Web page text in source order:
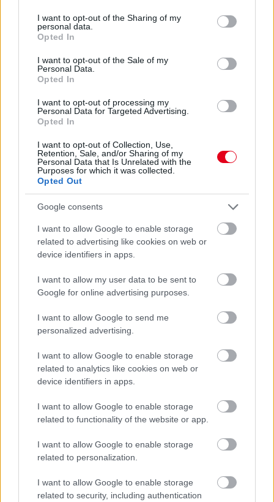
not limited to your visit or usage behaviour. You may click to
grant or deny consent to Google and its third-party tags to
use your data for below specified purposes in below Google
consent section.
I want to opt-out of the Sharing of my
personal data.
Opted In
I want to opt-out of the Sale of my
Personal Data.
Opted In
I want to opt-out of processing my
Personal Data for Targeted Advertising.
Opted In
I want to opt-out of Collection, Use,
Retention, Sale, and/or Sharing of my
Personal Data that Is Unrelated with the
Purposes for which it was collected.
Opted Out
Google consents
I want to allow Google to enable storage
related to advertising like cookies on web or
device identifiers in apps.
I want to allow my user data to be sent to
Google for online advertising purposes.
I want to allow Google to send me
personalized advertising.
I want to allow Google to enable storage
related to analytics like cookies on web or
device identifiers in apps.
I want to allow Google to enable storage
related to functionality of the website or app.
I want to allow Google to enable storage
related to personalization.
I want to allow Google to enable storage
related to security, including authentication
Domenicali szerint
„Jó látni, hogy közel az álom” – Camara az F1-es
pletykákról
1 napja
MotoGP: Bezzecchi közel egy másodpercet javított a